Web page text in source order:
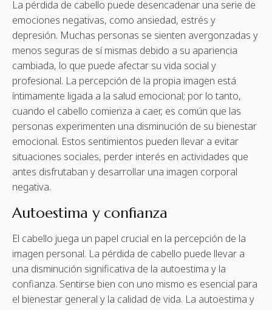
La pérdida de cabello puede desencadenar una serie de
emociones negativas, como ansiedad, estrés y
depresión. Muchas personas se sienten avergonzadas y
menos seguras de sí mismas debido a su apariencia
cambiada, lo que puede afectar su vida social y
profesional. La percepción de la propia imagen está
íntimamente ligada a la salud emocional; por lo tanto,
cuando el cabello comienza a caer, es común que las
personas experimenten una disminución de su bienestar
emocional. Estos sentimientos pueden llevar a evitar
situaciones sociales, perder interés en actividades que
antes disfrutaban y desarrollar una imagen corporal
negativa.
Autoestima y confianza
El cabello juega un papel crucial en la percepción de la
imagen personal. La pérdida de cabello puede llevar a
una disminución significativa de la autoestima y la
confianza. Sentirse bien con uno mismo es esencial para
el bienestar general y la calidad de vida. La autoestima y